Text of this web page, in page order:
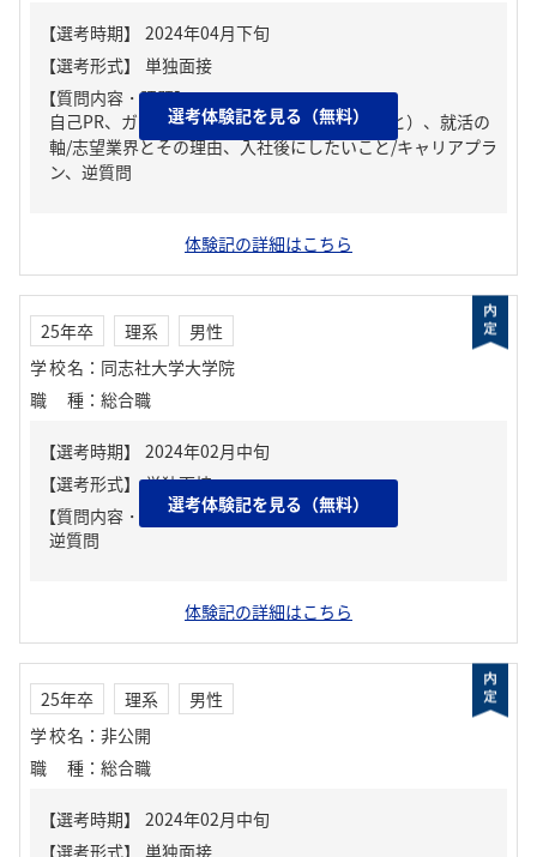
【質問内容・課題】
自己PR、ガクチカ（学生時代に力を入れたこと）、就活の
軸/志望業界とその理由、入社後にしたいこと/キャリアプラ
ン、逆質問
選考体験記を見る（無料）
体験記の詳細はこちら
25年卒 理系
男性
学校名 ： 同志社大学大学院
職種 ： 総合職
【質問内容・課題】
逆質問
選考体験記を見る（無料）
体験記の詳細はこちら
25年卒 理系
男性
学校名 ： 非公開
職種 ： 総合職